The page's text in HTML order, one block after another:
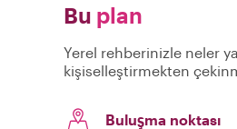
Bu plan
Yerel rehberinizle neler
kişiselleştirmekten
Buluşma noktası